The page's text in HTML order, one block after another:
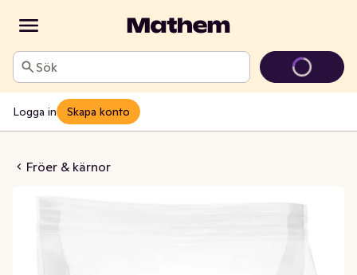
Sök
Logga in Skapa konto
Fröer & kärnor
EKO